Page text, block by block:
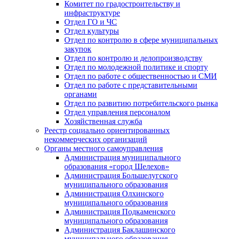
Комитет по градостроительству и
инфраструктуре
Отдел ГО и ЧС
Отдел культуры
Отдел по контролю в сфере муниципальных
закупок
Отдел по контролю и делопроизводству
Отдел по молодежной политике и спорту
Отдел по работе с общественностью и СМИ
Отдел по работе с представительными
органами
Отдел по развитию потребительского рынка
Отдел управления персоналом
Хозяйственная служба
Реестр социально ориентированных
некоммерческих организаций
Органы местного самоуправления
Администрация муниципального
образования «город Шелехов»
Администрация Большелугского
муниципального образования
Администрация Олхинского
муниципального образования
Администрация Подкаменского
муниципального образования
Администрация Баклашинского